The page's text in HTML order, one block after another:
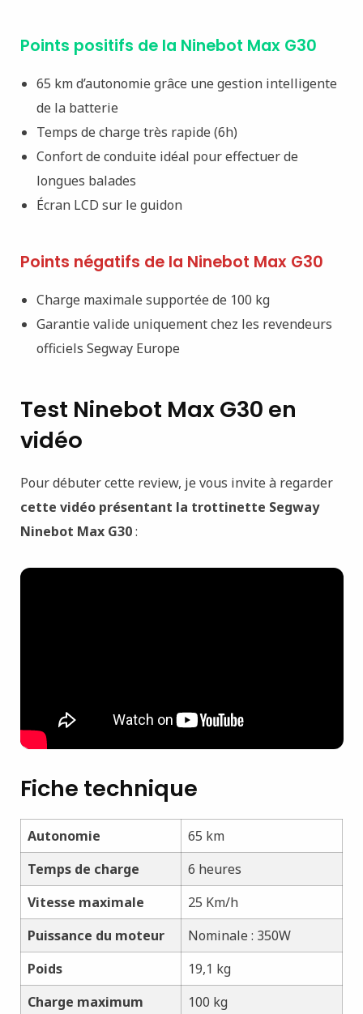
Points positifs de la Ninebot Max G30
65 km d’autonomie grâce une gestion intelligente
de la batterie
Temps de charge très rapide (6h)
Confort de conduite idéal pour effectuer de
longues balades
Écran LCD sur le guidon
Points négatifs de la Ninebot Max G30
Charge maximale supportée de 100 kg
Garantie valide uniquement chez les revendeurs
officiels Segway Europe
Test Ninebot Max G30 en
vidéo
Pour débuter cette review, je vous invite à regarder
cette vidéo présentant la trottinette Segway
Ninebot Max G30:
Fiche technique
Autonomie
65 km
Temps de charge
6 heures
Vitesse maximale
25 Km/h
Puissance du moteur
Nominale : 350W
Poids
19,1 kg
Charge maximum
100 kg